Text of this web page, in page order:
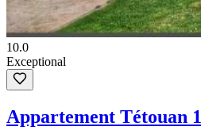
10.0
Exceptional
Appartement Tétouan 1